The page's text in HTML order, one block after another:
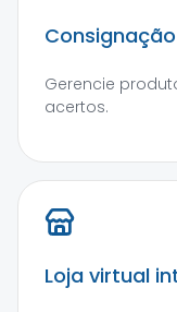
Consignação
Gerencie
acertos.
Loja virtual